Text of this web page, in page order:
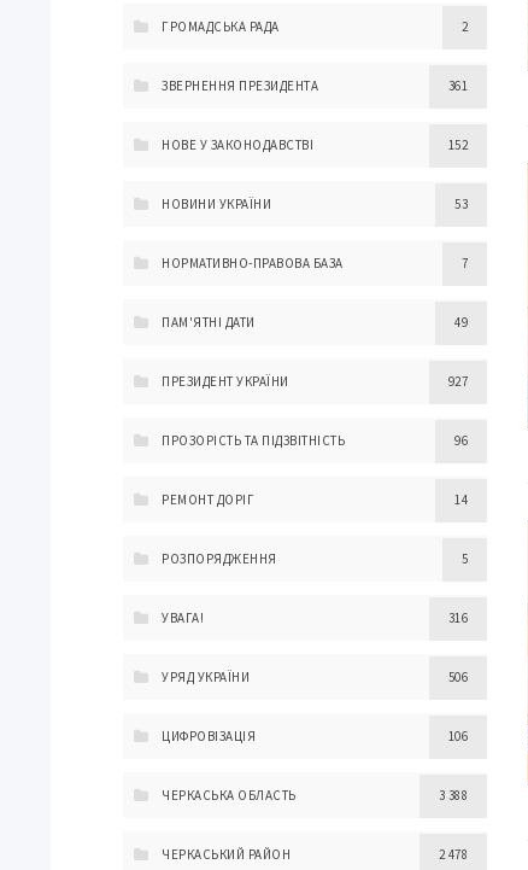
ГРОМАДСЬКА РАДА 2
ЗВЕРНЕННЯ ПРЕЗИДЕНТА 361
НОВЕ У ЗАКОНОДАВСТВІ 152
НОВИНИ УКРАЇНИ 53
НОРМАТИВНО-ПРАВОВА БАЗА 7
ПАМ'ЯТНІ ДАТИ 49
ПРЕЗИДЕНТ УКРАЇНИ 927
ПРОЗОРІСТЬ ТА ПІДЗВІТНІСТЬ 96
РЕМОНТ ДОРІГ 14
РОЗПОРЯДЖЕННЯ 5
УВАГА! 316
УРЯД УКРАЇНИ 506
ЦИФРОВІЗАЦІЯ 106
ЧЕРКАСЬКА ОБЛАСТЬ 3 388
ЧЕРКАСЬКИЙ РАЙОН 2 478